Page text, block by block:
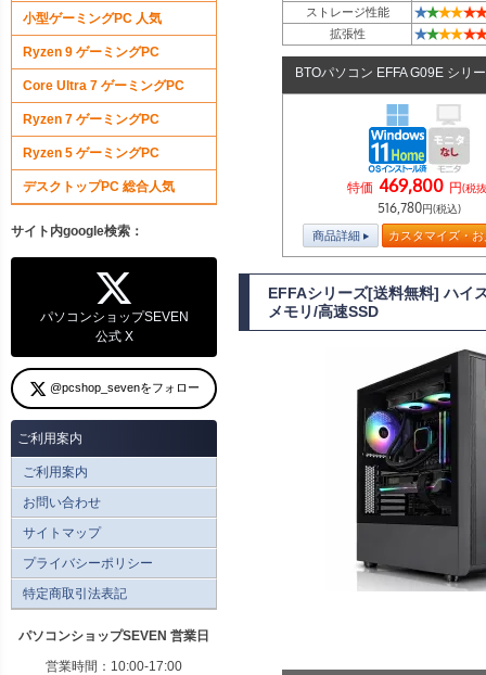
ストレージ性能 ★★★★★★
拡張性 ★★★★★★
BTOパソコン EFFA G09E シリ
特価 469,800 円(税
516,780円(税込)
商品詳細 カスタマイズ・
EFFAシリーズ[送料無料] ハイ
メモリ/高速SSD
小型ゲーミングPC 人気
Ryzen 9 ゲーミングPC
Core Ultra 7 ゲーミングPC
Ryzen 7 ゲーミングPC
Ryzen 5 ゲーミングPC
デスクトップPC 総合人気
サイト内google検索：
パソコンショップSEVEN
公式 X
@pcshop_sevenをフォロー
ご利用案内
ご利用案内
お問い合わせ
サイトマップ
プライバシーポリシー
特定商取引法表記
パソコンショップSEVEN 営業日
営業時間：10:00-17:00